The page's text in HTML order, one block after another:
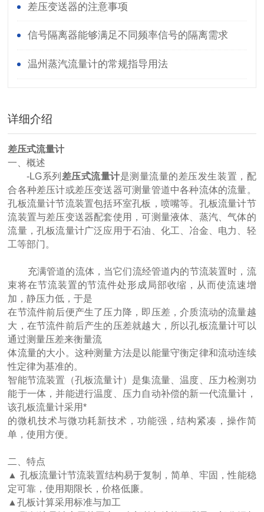
差压变送器的注意事项
信号隔离器能够满足不同频率信号的隔离需求
温州蒸汽流量计的常规指导用法
详细介绍
差压式流量计
一、概述
-LG系列 差压式流量计是测量流量的差压发生装置，配
合各种差压计或差压变送器可测量管道中各种流体的流量。
孔板流量计节流装置包括环室孔板，喷嘴等。孔板流量计节
流装置与差压变送器配套使用，可测量液体、蒸汽、气体的
流量，孔板流量计广泛应用于石油、化工、冶金、电力、轻
工等部门。
充满管道的流体，当它们流经管道内的节流装置时，流
束将在节流装置的节流件处形成局部收缩，从而使流速增
加，静压力低，于是
在节流件前后便产生了压力降，即压差，介质流动的流量越
大，在节流件前后产生的压差就越大，所以孔板流量计可以
通过测量压差来衡量流
体流量的大小。这种测量方法是以能量守衡定律和流动连续
性定律为基准的。
智能节流装置（孔板流量计）是集流量、温度、压力检测功
能于一体，并能进行温度、压力自动补偿的新一代流量计，
该孔板流量计采用*
的微机技术与微功耗新技术，功能强，结构紧凑，操作简
单，使用方便。
二、特点
▲ 孔板流量计节流装置结构易于复制，简单、牢固，性能稳
定可靠，使用期限长，价格低廉。
▲孔板计算采用标准与加工